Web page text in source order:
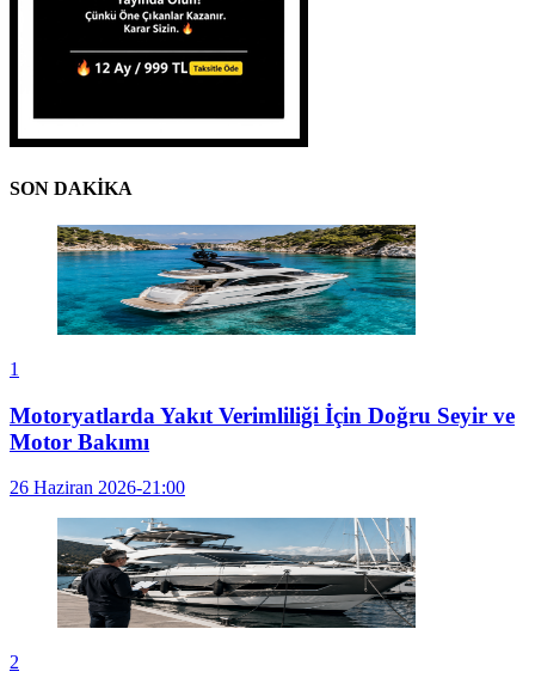
SON DAKİKA
1
Motoryatlarda Yakıt Verimliliği İçin Doğru Seyir ve
Motor Bakımı
26 Haziran 2026-21:00
2